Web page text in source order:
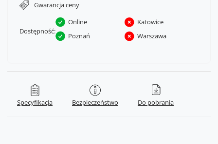
Gwarancja ceny
Dostępność:
Online
Katowice
Poznań
Warszawa
Specyfikacja Bezpieczeństwo Do pobrania